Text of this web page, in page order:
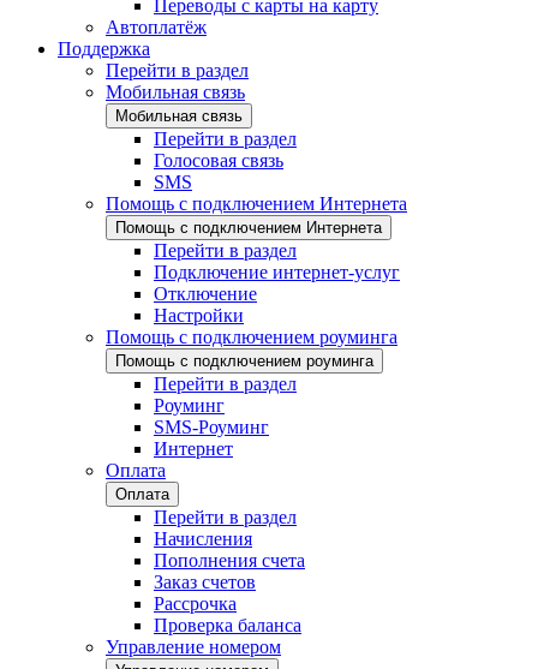
Переводы с карты на карту
Автоплатёж
Поддержка
Перейти в раздел
Мобильная связь
Мобильная связь
Перейти в раздел
Голосовая связь
SMS
Помощь с подключением Интернета
Помощь с подключением Интернета
Перейти в раздел
Подключение интернет-услуг
Отключение
Настройки
Помощь с подключением роуминга
Помощь с подключением роуминга
Перейти в раздел
Роуминг
SMS-Роуминг
Интернет
Оплата
Оплата
Перейти в раздел
Начисления
Пополнения счета
Заказ счетов
Рассрочка
Проверка баланса
Управление номером